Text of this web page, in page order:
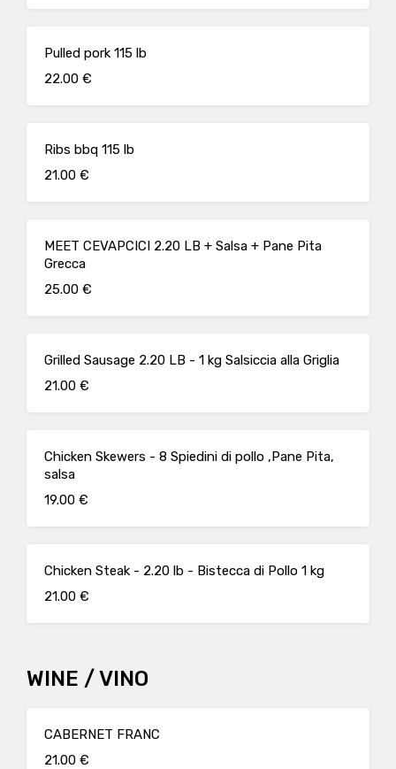
Pulled pork 115 lb
22.00 €
Ribs bbq 115 lb
21.00 €
MEET CEVAPCICI 2.20 LB + Salsa + Pane Pita
Grecca
25.00 €
Grilled Sausage 2.20 LB - 1 kg Salsiccia alla Griglia
21.00 €
Chicken Skewers - 8 Spiedini di pollo ,Pane Pita,
salsa
19.00 €
Chicken Steak - 2.20 lb - Bistecca di Pollo 1 kg
21.00 €
WINE / VINO
CABERNET FRANC
21.00 €